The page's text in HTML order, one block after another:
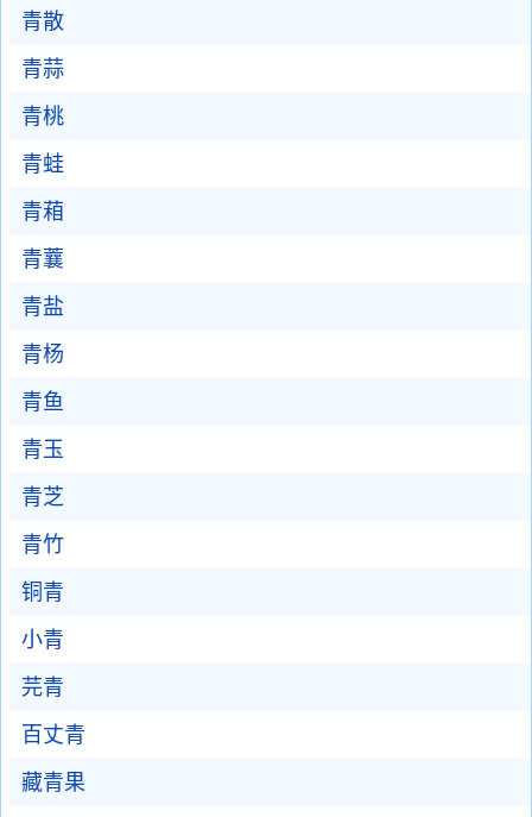
青散
青蒜
青桃
青蛙
青葙
青蘘
青盐
青杨
青鱼
青玉
青芝
青竹
铜青
小青
芫青
百丈青
藏青果